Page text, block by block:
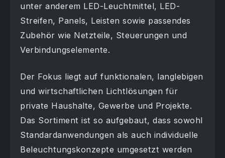
unter anderem LED-Leuchtmittel, LED-
Streifen, Panels, Leisten sowie passendes
Zubehör wie Netzteile, Steuerungen und
Verbindungselemente.
Der Fokus liegt auf funktionalen, langlebigen
und wirtschaftlichen Lichtlösungen für
private Haushalte, Gewerbe und Projekte.
Das Sortiment ist so aufgebaut, dass sowohl
Standardanwendungen als auch individuelle
Beleuchtungskonzepte umgesetzt werden